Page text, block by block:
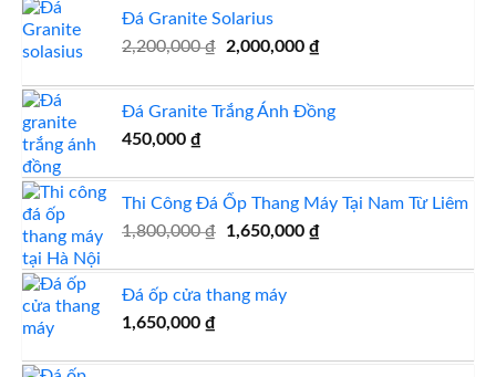
Đá Granite Solarius
2,200,000₫
Giá
là:
2,200,000 ₫.
2,000,000 ₫Giá
tại
là:
Đá Granite Trắng Ánh Đồng
450,000 ₫
Thi Công Đá Ốp Thang Máy Tại Nam Từ Liêm
1,800,000₫
Giá
1,800,000 ₫.
1,650,000 ₫Giá
Đá ốp cửa thang máy
1,650,000 ₫